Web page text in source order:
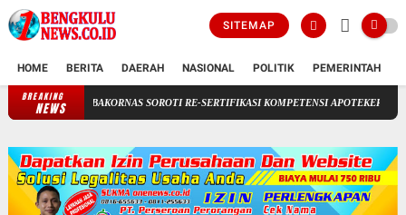
SITEMAP
HOME BERITA DAERAH NASIONAL POLITIK PEMERINTAH
BREAKING
NEWS
BAKORNAS SOROTI RE-SERTIFIKASI KOMPETENSI APOTEKER YANG DI